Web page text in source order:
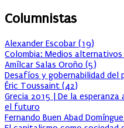
Columnistas
Alexander Escobar (19)
Colombia: Medios
Amílcar Salas Oroño (5)
Desafíos y gobernabilidad del
Éric Toussaint (42)
Grecia 2015 | De la
el futuro
Fernando Buen Abad